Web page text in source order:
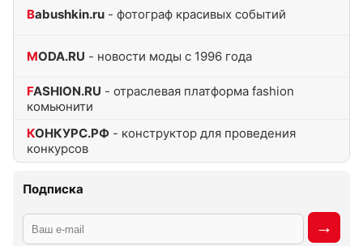
Babushkin.ru - фотограф красивых событий
MODA.RU - новости моды с 1996 года
FASHION.RU - отраслевая платформа fashion
комьюнити
КОНКУРС.РФ - конструктор для проведения
конкурсов
Подписка